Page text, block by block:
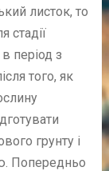
листок, то
стадії
період з
того, як
грунту і
Попередньо